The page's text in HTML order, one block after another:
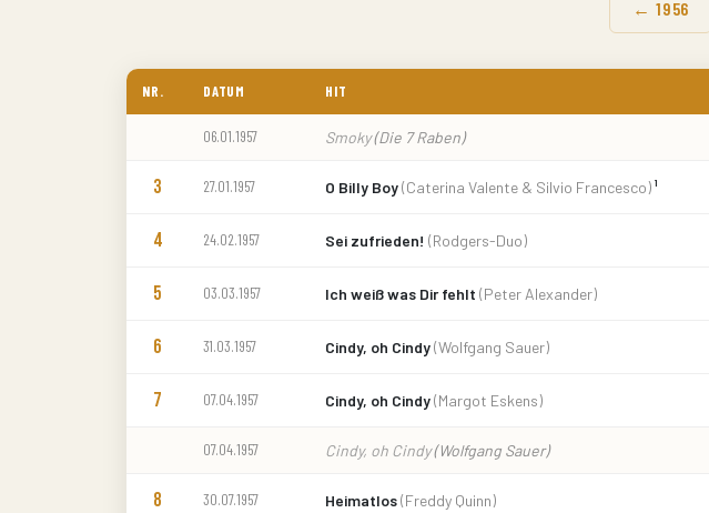
← 1956
NR. DATUM HIT
06.01.1957 Smoky(Die 7 Raben)
3 27.01.1957 O Billy Boy(Caterina Valente & Silvio Francesco)¹
4 24.02.1957 Sei zufrieden! (Rodgers-Duo)
5 03.03.1957 Ich weiß was Dir fehlt (Peter Alexander)
6 31.03.1957 Cindy, oh Cindy(Wolfgang Sauer)
7 07.04.1957 Cindy, oh Cindy(Margot Eskens)
07.04.1957 Cindy, oh Cindy(Wolfgang Sauer)
8 30.07.1957 Heimatlos(Freddy Quinn)